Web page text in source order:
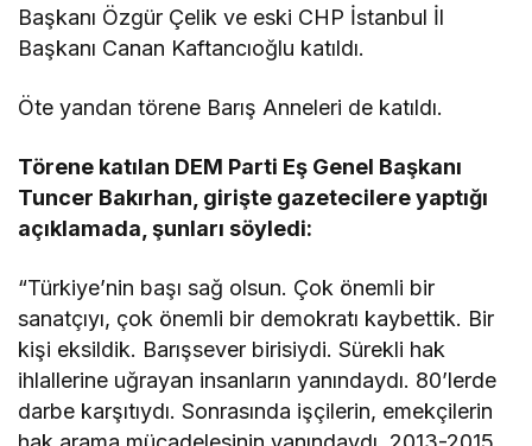
Başkanı Özgür Çelik ve eski CHP İstanbul İl
Başkanı Canan Kaftancıoğlu katıldı.
Öte yandan törene Barış Anneleri de katıldı.
Törene katılan DEM Parti Eş Genel Başkanı
Tuncer Bakırhan, girişte gazetecilere yaptığı
açıklamada, şunları söyledi:
“Türkiye’nin başı sağ olsun. Çok önemli bir
sanatçıyı, çok önemli bir demokratı kaybettik. Bir
kişi eksildik. Barışsever birisiydi. Sürekli hak
ihlallerine uğrayan insanların yanındaydı. 80’lerde
darbe karşıtıydı. Sonrasında işçilerin, emekçilerin